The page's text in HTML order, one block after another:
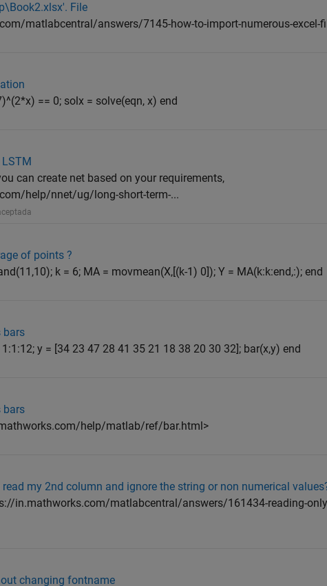
File
matlabcentral/answers/7145-how-to-import-numerous-excel-
== 0; solx = solve(eqn, x) end
can create net based on your requirements,
help/nnet/ug/long-short-term-...
of points ?
k = 6; MA = movmean(X,[(k-1) 0]); Y = MA(k:k:end,:); end
bars
y = [34 23 47 28 41 35 21 18 38 20 30 32]; bar(x,y) end
bars
help/matlab/ref/bar.html>
my 2nd column and ignore the string or non numerical
in.mathworks.com/matlabcentral/answers/161434-reading-
changing fontname